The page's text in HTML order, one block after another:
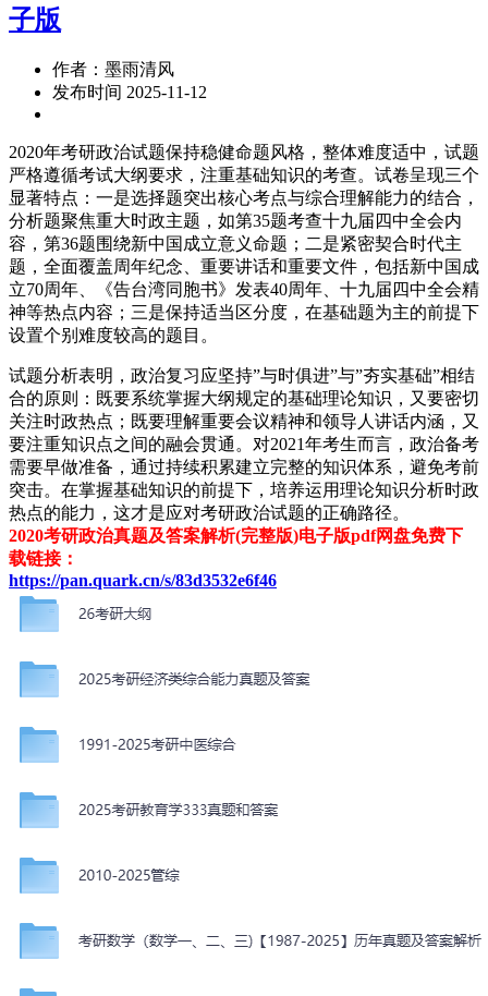
子版
作者：墨雨清风
发布时间 2025-11-12
2020年考研政治试题保持稳健命题风格，整体难度适中，试题
严格遵循考试大纲要求，注重基础知识的考查。试卷呈现三个
显著特点：一是选择题突出核心考点与综合理解能力的结合，
分析题聚焦重大时政主题，如第35题考查十九届四中全会内
容，第36题围绕新中国成立意义命题；二是紧密契合时代主
题，全面覆盖周年纪念、重要讲话和重要文件，包括新中国成
立70周年、《告台湾同胞书》发表40周年、十九届四中全会精
神等热点内容；三是保持适当区分度，在基础题为主的前提下
设置个别难度较高的题目。
试题分析表明，政治复习应坚持”与时俱进”与”夯实基础”相结
合的原则：既要系统掌握大纲规定的基础理论知识，又要密切
关注时政热点；既要理解重要会议精神和领导人讲话内涵，又
要注重知识点之间的融会贯通。对2021年考生而言，政治备考
需要早做准备，通过持续积累建立完整的知识体系，避免考前
突击。在掌握基础知识的前提下，培养运用理论知识分析时政
热点的能力，这才是应对考研政治试题的正确路径。
2020考研政治真题及答案解析(完整版)电子版pdf网盘免费下
载链接：
https://pan.quark.cn/s/83d3532e6f46